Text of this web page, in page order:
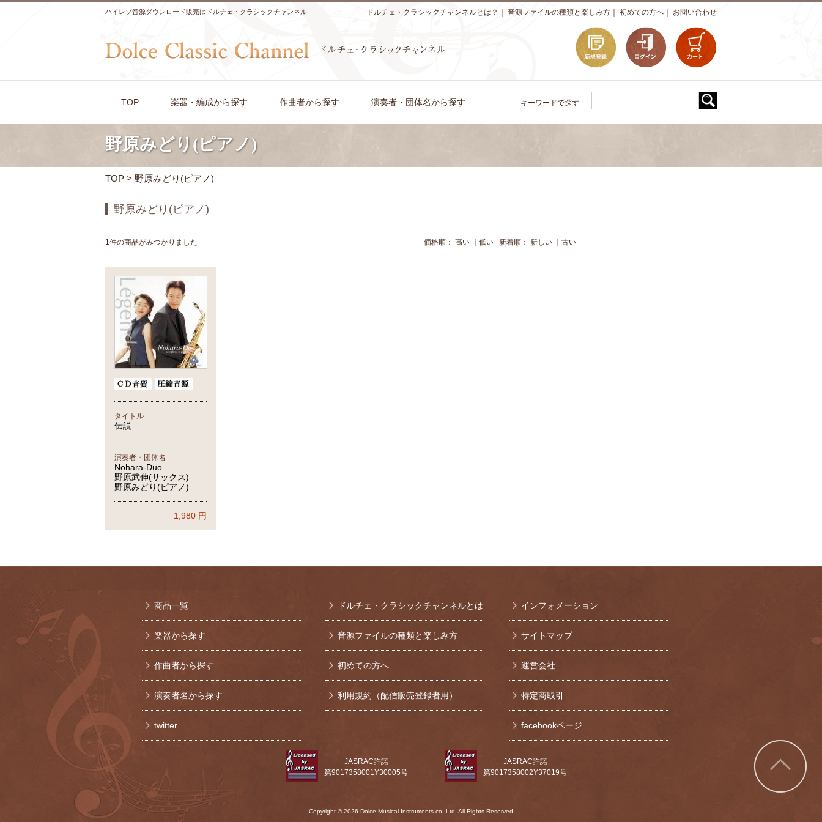
ハイレゾ音源ダウンロード販売はドルチェ・クラシックチャンネル お問い合わせ
初めての方へ
音源ファイルの種類と楽しみ方
ドルチェ・クラシックチャンネルとは？
TOP 楽器・編成から探す 作曲者から探す 演奏者・団体名から探す キーワードで探す
野原みどり(ピアノ)
TOP > 野原みどり(ピアノ)
野原みどり(ピアノ)
1件の商品がみつかりました 価格順： 高い 低い 新着順： 新しい 古い
タイトル
伝説
演奏者・団体名
Nohara-Duo
野原武伸(サックス)
野原みどり(ピアノ)
1,980 円
商品一覧
楽器から探す
作曲者から探す
演奏者名から探す
twitter
ドルチェ・クラシックチャンネルとは
音源ファイルの種類と楽しみ方
初めての方へ
利用規約（配信販売登録者用）
インフォメーション
サイトマップ
運営会社
特定商取引
facebookページ
JASRAC許諾
第9017358001Y30005号
JASRAC許諾
第9017358002Y37019号
Copyright © 2026 Dolce Musical Instruments co.,Ltd. All Rights Reserved